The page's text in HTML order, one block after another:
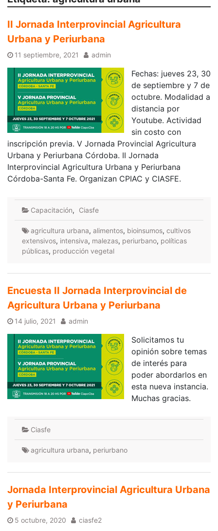
II Jornada Interprovincial Agricultura
Urbana y Periurbana
11 septiembre, 2021 admin
Fechas: jueves 23, 30
de septiembre y 7 de
octubre. Modalidad a
distancia por
Youtube. Actividad
sin costo con
inscripción previa. V Jornada Provincial Agricultura
Urbana y Periurbana Córdoba. II Jornada
Interprovincial Agricultura Urbana y Periurbana
Córdoba-Santa Fe. Organizan CPIAC y CIASFE.
Capacitación, Ciasfe
agricultura urbana, alimentos, bioinsumos, cultivos
extensivos, intensiva, malezas, periurbano, políticas
públicas, producción vegetal
Encuesta II Jornada Interprovincial de
Agricultura Urbana y Periurbana
14 julio, 2021 admin
Solicitamos tu
opinión sobre temas
de interés para
poder abordarlos en
esta nueva instancia.
Muchas gracias.
Ciasfe
agricultura urbana, periurbano
Jornada Interprovincial Agricultura Urbana
y Periurbana
5 octubre, 2020 ciasfe2